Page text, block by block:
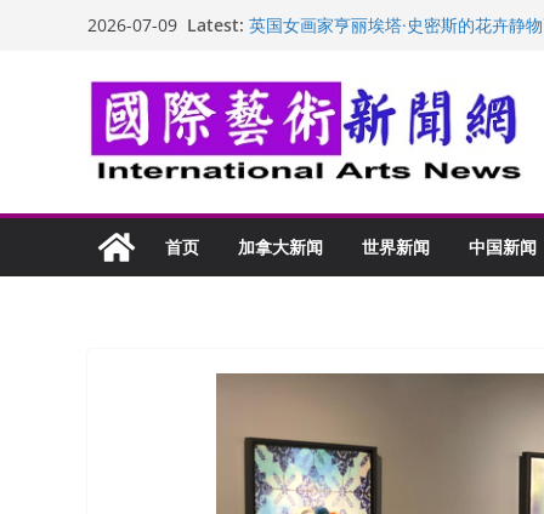
2026-07-09 Latest: “梵心”归处：一场展览 连着攀枝花的千
玛丽安娜·卡拉切娃的绘画：幽默和难
苏方 ：“字”得其乐
首页 加拿大新闻 世界新闻 中国新闻